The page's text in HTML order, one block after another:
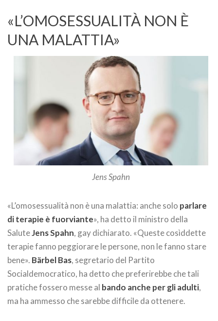
«L’OMOSESSUALITÀ NON È
UNA MALATTIA»
Jens Spahn
«L’omosessualità non è una malattia: anche solo parlare
di terapie è fuorviante», ha detto il ministro della
SaluteJens Spahn, gay dichiarato. «Queste cosìddette
terapie fanno peggiorare le persone, non le fanno stare
bene». Bärbel Bas, segretario del Partito
Socialdemocratico, ha detto che preferirebbe che tali
pratiche fossero messe al bando anche per gli adulti,
ma ha ammesso che sarebbe difficile da ottenere.